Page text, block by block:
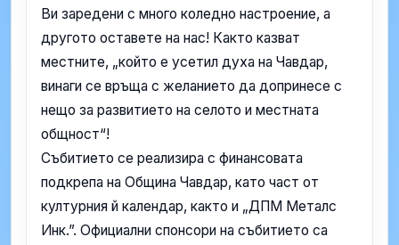
Ви заредени с много коледно настроение, а
другото оставете на нас! Както казват
местните, „който е усетил духа на Чавдар,
винаги се връща с желанието да допринесе с
нещо за развитието на селото и местната
общност“!
Събитието се реализира с финансовата
подкрепа на Община Чавдар, като част от
културния й календар, както и „ДПМ Металс
Инк.”. Официални спонсори на събитието са